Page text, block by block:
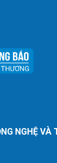
NGHỆ VÀ